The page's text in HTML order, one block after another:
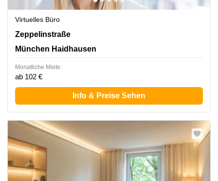
Virtuelles Büro
Zeppelinstraße 71-73, München Haidhausen
Zeppelinstraße
München Haidhausen
Monatliche Miete:
ab 102 €
Info & Preise Sehen